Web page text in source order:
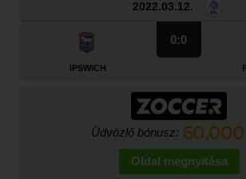
2022.03.12.
IPSWICH
0:0
Üdvözlő bónusz:
Oldal megnyitása